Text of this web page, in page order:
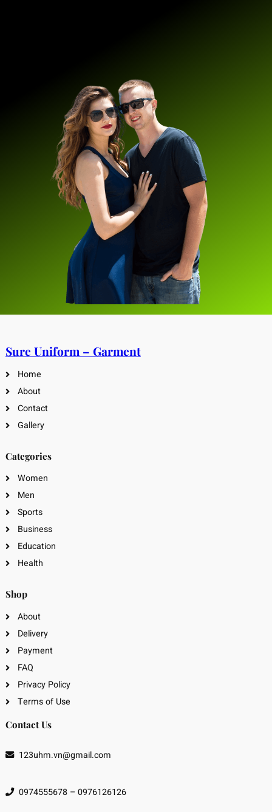
Sure Uniform – Garment
Home
About
Contact
Gallery
Categories
Women
Men
Sports
Business
Education
Health
Shop
About
Delivery
Payment
FAQ
Privacy Policy
Terms of Use
Contact Us
123uhm.vn@gmail.com
0974555678 – 0976126126